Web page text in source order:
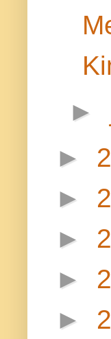
►
►
►
►
►
►